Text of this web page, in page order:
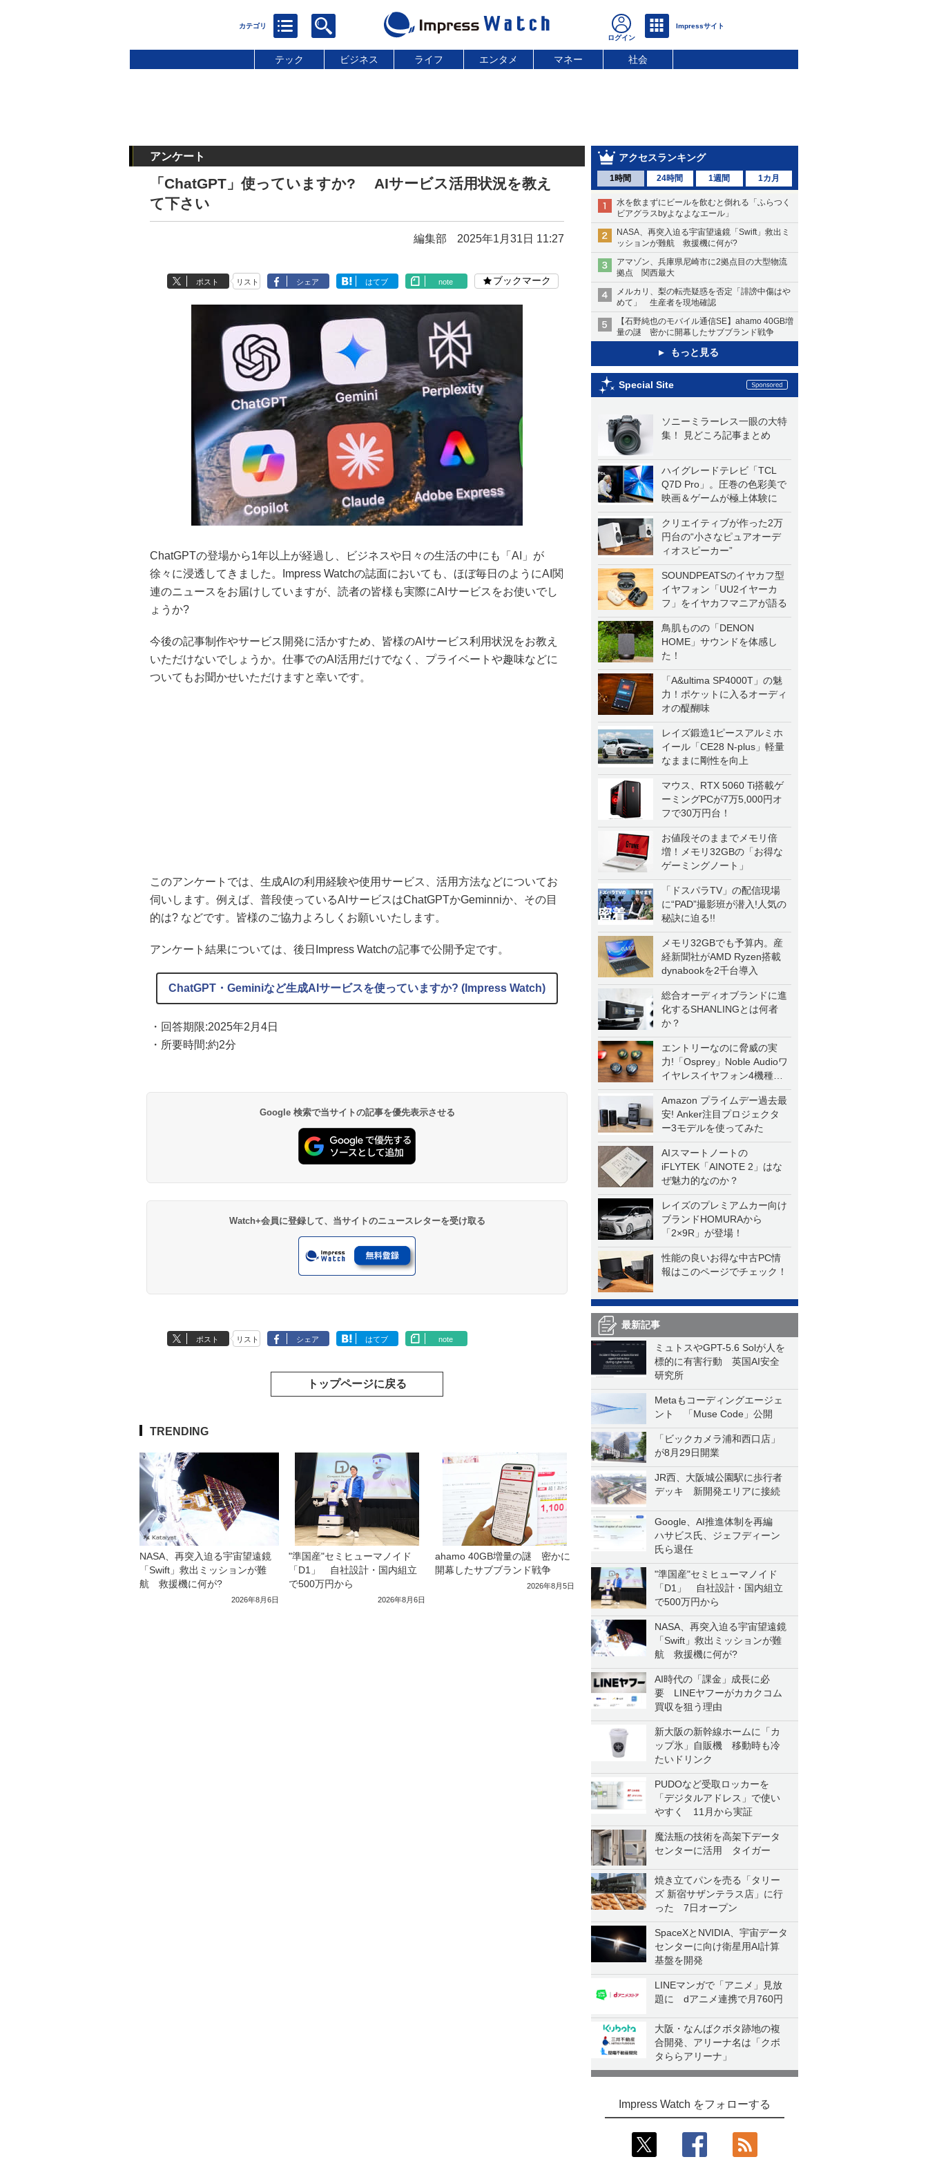
テック ビジネス ライフ エンタメ マネー 社会
アクセスランキング
1時間 24時間 1週間 1カ月
水を飲まずにビールを飲むと倒れる「ふらつく
ビアグラスbyよなよなエール」
NASA、再突入迫る宇宙望遠鏡「Swift」救出ミ
ッションが難航 救援機に何が?
アマゾン、兵庫県尼崎市に2拠点目の大型物流
拠点 関西最大
メルカリ、梨の転売疑惑を否定「誹謗中傷はや
めて」 生産者を現地確認
【石野純也のモバイル通信SE】ahamo 40GB増
量の謎 密かに開幕したサブブランド戦争
もっと見る
Special Site
ソニーミラーレス一眼の大特
集！ 見どころ記事まとめ
ハイグレードテレビ「TCL
Q7D Pro」。圧巻の色彩美で
映画＆ゲームが極上体験に
クリエイティブが作った2万
円台の“小さなピュアオーデ
ィオスピーカー”
SOUNDPEATSのイヤカフ型
イヤフォン「UU2イヤーカ
フ」をイヤカフマニアが語る
鳥肌ものの「DENON
HOME」サウンドを体感し
た！
「A&ultima SP4000T」の魅
力！ポケットに入るオーディ
オの醍醐味
レイズ鍛造1ピースアルミホ
イール「CE28 N-plus」軽量
なままに剛性を向上
マウス、RTX 5060 Ti搭載ゲ
ーミングPCが7万5,000円オ
フで30万円台！
お値段そのままでメモリ倍
増！メモリ32GBの「お得な
ゲーミングノート」
「ドスパラTV」の配信現場
に“PAD”撮影班が潜入!人気の
秘訣に迫る!!
メモリ32GBでも予算内。産
経新聞社がAMD Ryzen搭載
dynabookを2千台導入
総合オーディオブランドに進
化するSHANLINGとは何者
か？
エントリーなのに脅威の実
力!「Osprey」Noble Audioワ
イヤレスイヤフォン4機種を
一気に聴く
Amazon プライムデー過去最
安! Anker注目プロジェクタ
ー3モデルを使ってみた
AIスマートノートの
iFLYTEK「AINOTE 2」はな
ぜ魅力的なのか？
レイズのプレミアムカー向け
ブランドHOMURAから
「2×9R」が登場！
性能の良いお得な中古PC情
報はこのページでチェック！
最新記事
ミュトスやGPT-5.6 Solが人を
標的に有害行動 英国AI安全
研究所
Metaもコーディングエージェ
ント 「Muse Code」公開
「ビックカメラ浦和西口店」
が8月29日開業
JR西、大阪城公園駅に歩行者
デッキ 新開発エリアに接続
Google、AI推進体制を再編
ハサビス氏、ジェフディーン
氏ら退任
"準国産"セミヒューマノイド
「D1」 自社設計・国内組立
で500万円から
NASA、再突入迫る宇宙望遠鏡
「Swift」救出ミッションが難
航 救援機に何が?
AI時代の「課金」成長に必
要 LINEヤフーがカカクコム
買収を狙う理由
新大阪の新幹線ホームに「カ
ップ氷」自販機 移動時も冷
たいドリンク
PUDOなど受取ロッカーを
「デジタルアドレス」で使い
やすく 11月から実証
魔法瓶の技術を高架下データ
センターに活用 タイガー
焼き立てパンを売る「タリー
ズ 新宿サザンテラス店」に行
った 7日オープン
SpaceXとNVIDIA、宇宙データ
センターに向け衛星用AI計算
基盤を開発
LINEマンガで「アニメ」見放
題に dアニメ連携で月760円
大阪・なんばクボタ跡地の複
合開発、アリーナ名は「クボ
タららアリーナ」
Impress Watch をフォローする
アンケート
「ChatGPT」使っていますか? AIサービス活用状況を教え
て下さい
編集部 2025年1月31日 11:27
ポスト リスト シェア はてブ note ブックマーク
ChatGPTの登場から1年以上が経過し、ビジネスや日々の生活の中にも「AI」が
徐々に浸透してきました。Impress Watchの誌面においても、ほぼ毎日のようにAI関
連のニュースをお届けしていますが、読者の皆様も実際にAIサービスをお使いでし
ょうか?
今後の記事制作やサービス開発に活かすため、皆様のAIサービス利用状況をお教え
いただけないでしょうか。仕事でのAI活用だけでなく、プライベートや趣味などに
ついてもお聞かせいただけますと幸いです。
このアンケートでは、生成AIの利用経験や使用サービス、活用方法などについてお
伺いします。例えば、普段使っているAIサービスはChatGPTかGeminniか、その目
的は? などです。皆様のご協力よろしくお願いいたします。
アンケート結果については、後日Impress Watchの記事で公開予定です。
ChatGPT・Geminiなど生成AIサービスを使っていますか? (Impress Watch)
・回答期限:2025年2月4日
・所要時間:約2分
Google 検索で当サイトの記事を優先表示させる
Watch+会員に登録して、当サイトのニュースレターを受け取る
ポスト リスト シェア はてブ note
トップページに戻る
TRENDING
NASA、再突入迫る宇宙望遠鏡
「Swift」救出ミッションが難
航 救援機に何が?
2026年8月6日
"準国産"セミヒューマノイド
「D1」 自社設計・国内組立
で500万円から
2026年8月6日
ahamo 40GB増量の謎 密かに
開幕したサブブランド戦争
2026年8月5日